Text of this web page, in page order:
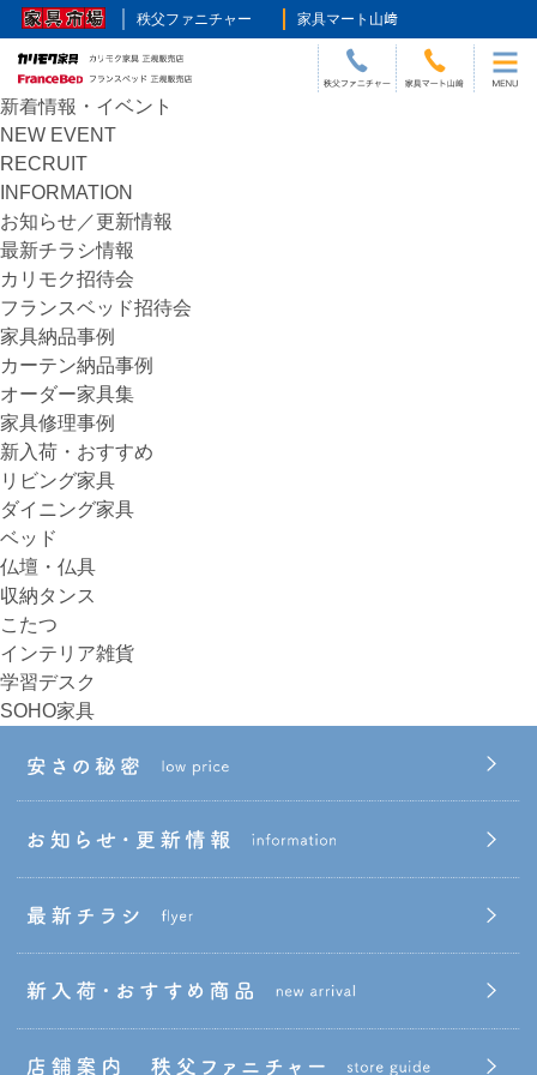
秩父ファニチャー 家具マート山﨑
HOME>仏壇
新着情報・イベント
NEW EVENT
RECRUIT
INFORMATION
お知らせ／更新情報
最新チラシ情報
カリモク招待会
フランスベッド招待会
家具納品事例
カーテン納品事例
オーダー家具集
家具修理事例
新入荷・おすすめ
リビング家具
ダイニング家具
ベッド
仏壇・仏具
収納タンス
こたつ
インテリア雑貨
学習デスク
SOHO家具